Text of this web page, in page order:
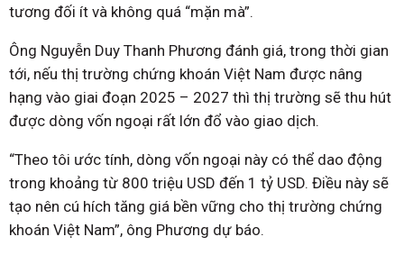
tương đối ít và không quá “mặn mà”.
Ông Nguyễn Duy Thanh Phương đánh giá, trong thời gian
tới, nếu thị trường chứng khoán Việt Nam được nâng
hạng vào giai đoạn 2025 – 2027 thì thị trường sẽ thu hút
được dòng vốn ngoại rất lớn đổ vào giao dịch.
“Theo tôi ước tính, dòng vốn ngoại này có thể dao động
trong khoảng từ 800 triệu USD đến 1 tỷ USD. Điều này sẽ
tạo nên cú hích tăng giá bền vững cho thị trường chứng
khoán Việt Nam”, ông Phương dự báo.